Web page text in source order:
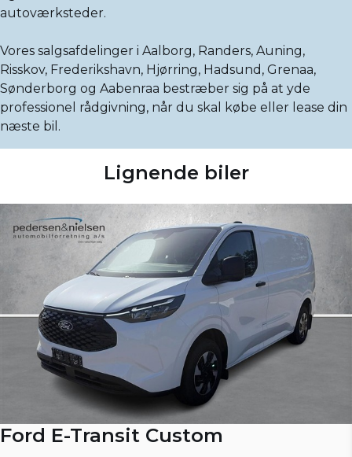
autoværksteder.
Vores salgsafdelinger i Aalborg, Randers, Auning,
Risskov, Frederikshavn, Hjørring, Hadsund, Grenaa,
Sønderborg og Aabenraa bestræber sig på at yde
professionel rådgivning, når du skal købe eller lease din
næste bil.
Lignende biler
Ford E-Transit Custom